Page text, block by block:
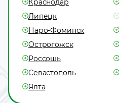
Краснодар
Липецк
Наро-Фоминск
Острогожск
Россошь
Севастополь
Ялта